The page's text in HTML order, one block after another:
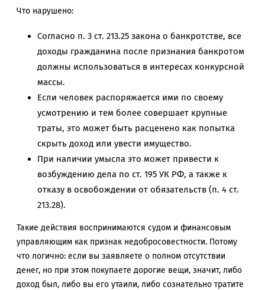
Что нарушено:
Согласно п. 3 ст. 213.25 закона о банкротстве, все
доходы гражданина после признания банкротом
должны использоваться в интересах конкурсной
массы.
Если человек распоряжается ими по своему
усмотрению и тем более совершает крупные
траты, это может быть расценено как попытка
скрыть доход или увести имущество.
При наличии умысла это может привести к
возбуждению дела по ст. 195 УК РФ, а также к
отказу в освобождении от обязательств (п. 4 ст.
213.28).
Такие действия воспринимаются судом и финансовым
управляющим как признак недобросовестности. Потому
что логично: если вы заявляете о полном отсутствии
денег, но при этом покупаете дорогие вещи, значит, либо
доход был, либо вы его утаили, либо сознательно тратите